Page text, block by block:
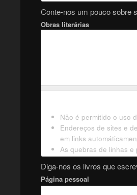
Conte-nos um pouco sobre
Obras literárias
Não é permitido o uso
Endereços de sites e
em links
As quebras de linhas e
Diga-nos os livros que
Página pessoal